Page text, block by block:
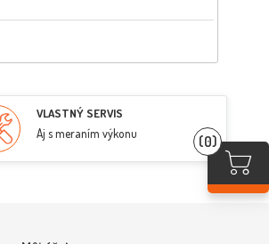
(0)
VLASTNÝ SERVIS
Aj s meraním výkonu